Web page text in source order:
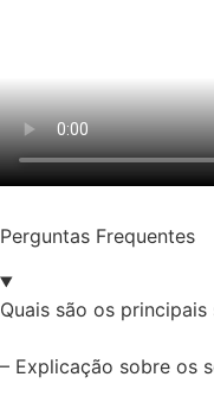
Perguntas Frequentes
Quais são os
– Explicação sobre os